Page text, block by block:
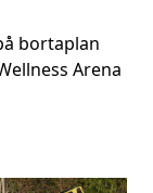
bortaplan
Arena